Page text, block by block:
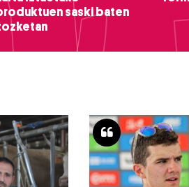
saski baten